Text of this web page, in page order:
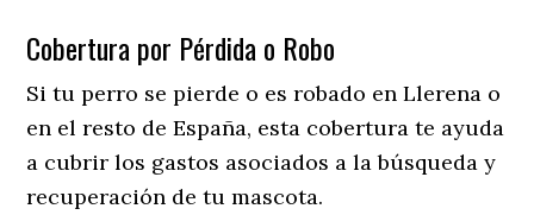
Cobertura por Pérdida o Robo
Si tu perro se pierde o es robado en Llerena o
en el resto de España, esta cobertura te ayuda
a cubrir los gastos asociados a la búsqueda y
recuperación de tu mascota.